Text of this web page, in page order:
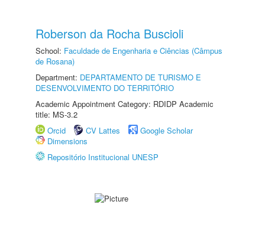
Roberson da Rocha Buscioli
School: Faculdade de Engenharia e Ciências (Câmpus
de Rosana)
Department: DEPARTAMENTO DE TURISMO E
DESENVOLVIMENTO DO TERRITÓRIO
Academic Appointment Category: RDIDP Academic
title: MS-3.2
Orcid
CV Lattes
Google Scholar
Dimensions
Repositório Institucional UNESP